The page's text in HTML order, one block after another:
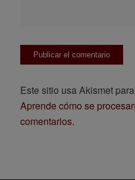
Este sitio usa Akismet
Aprende cómo se
comentarios.